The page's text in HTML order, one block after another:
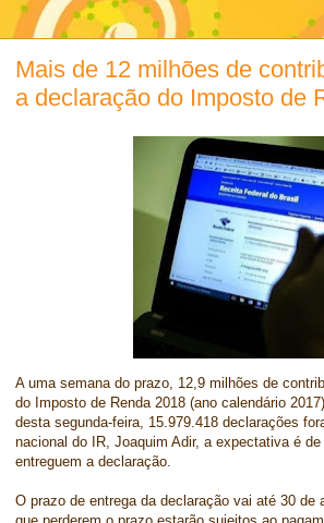
Mais de 12 milhões de
a declaração do Imposto de
A uma semana do prazo, 12,9 milhões de
do Imposto de Renda 2018 (ano calendário
desta segunda-feira, 15.979.418 declarações
nacional do IR, Joaquim Adir, a expectativa é
entreguem a declaração.
O prazo de entrega da declaração vai até 30 de